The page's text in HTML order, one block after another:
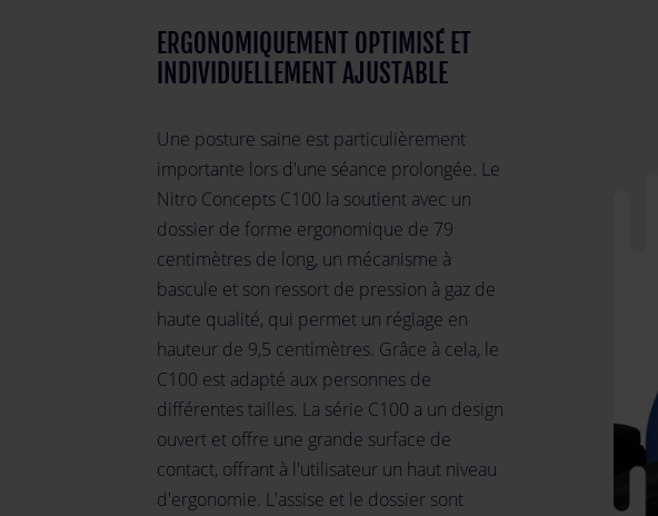
ERGONOMIQUEMENT OPTIMISÉ ET
INDIVIDUELLEMENT AJUSTABLE
Une posture saine est particulièrement
importante lors d'une séance prolongée. Le
Nitro Concepts C100 la soutient avec un
dossier de forme ergonomique de 79
centimètres de long, un mécanisme à
bascule et son ressort de pression à gaz de
haute qualité, qui permet un réglage en
hauteur de 9,5 centimètres. Grâce à cela, le
C100 est adapté aux personnes de
différentes tailles. La série C100 a un design
ouvert et offre une grande surface de
contact, offrant à l'utilisateur un haut niveau
d'ergonomie. L'assise et le dossier sont